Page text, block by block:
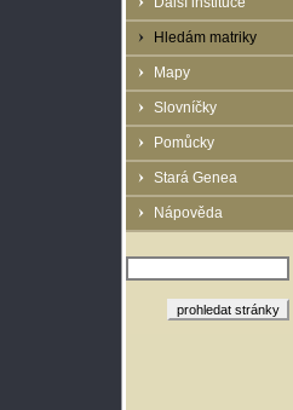
Hledám matriky
Mapy
Slovníčky
Pomůcky
Stará Genea
Nápověda